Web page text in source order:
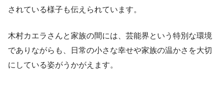
されている様子も伝えられています。
木村カエラさんと家族の間には、芸能界という特別な環境
でありながらも、日常の小さな幸せや家族の温かさを大切
にしている姿がうかがえます。